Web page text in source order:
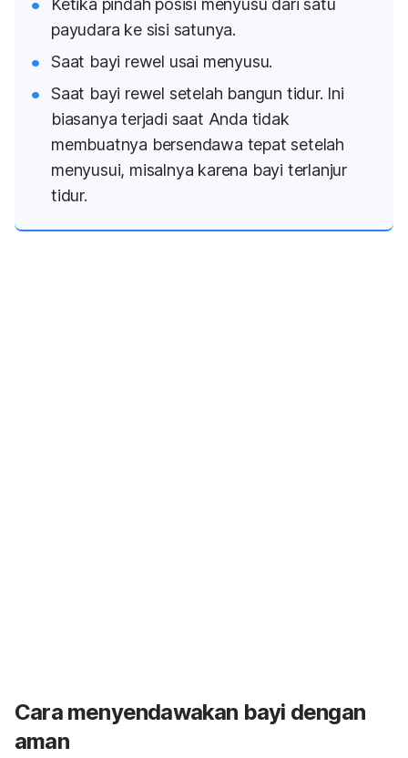
Ketika pindah posisi menyusu dari satu
payudara ke sisi satunya.
Saat bayi rewel usai menyusu.
Saat bayi rewel setelah bangun tidur. Ini
biasanya terjadi saat Anda tidak
membuatnya bersendawa tepat setelah
menyusui, misalnya karena bayi terlanjur
tidur.
Cara menyendawakan bayi dengan
aman